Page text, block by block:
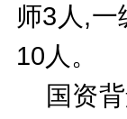
师3人,
10人。
国资背